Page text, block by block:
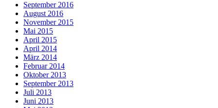
September 2016
August 2016
November 2015
Mai 2015
April 2015
April 2014
März 2014
Februar 2014
Oktober 2013
September 2013
Juli 2013
Juni 2013